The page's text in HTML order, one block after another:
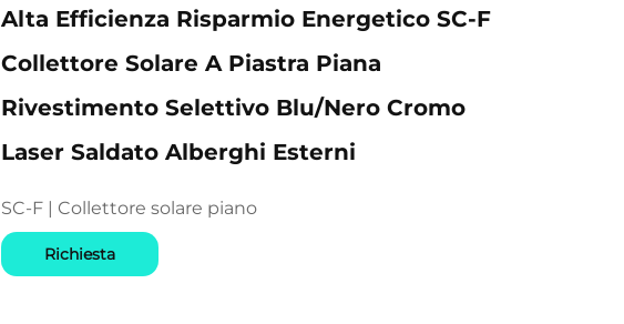
Alta Efficienza Risparmio Energetico SC-F
Collettore Solare A Piastra Piana
Rivestimento Selettivo Blu/Nero Cromo
Laser Saldato Alberghi Esterni
SC-F | Collettore solare piano
Richiesta